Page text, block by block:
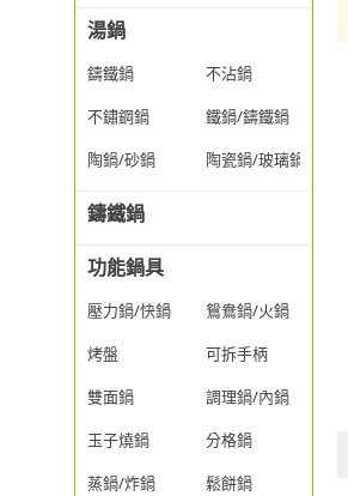
湯鍋
鑄鐵鍋
不沾鍋
不鏽鋼鍋
鐵鍋/鑄鐵鍋
陶鍋/砂鍋
陶瓷鍋/玻璃鍋/透明鍋
鑄鐵鍋
功能鍋具
壓力鍋/快鍋
鴛鴦鍋/火鍋
烤盤
可拆手柄
雙面鍋
調理鍋/內鍋
玉子燒鍋
分格鍋
蒸鍋/炸鍋
鬆餅鍋